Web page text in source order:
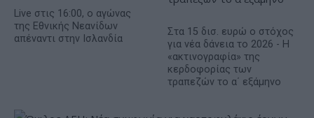
Live στις 16:00, ο αγώνας
της Εθνικής Νεανίδων
απέναντι στην Ισλανδία
Στα 15 δισ. ευρώ ο στόχος
για νέα δάνεια το 2026 - Η
«ακτινογραφία» της
κερδοφορίας των
τραπεζών το α΄ εξάμηνο